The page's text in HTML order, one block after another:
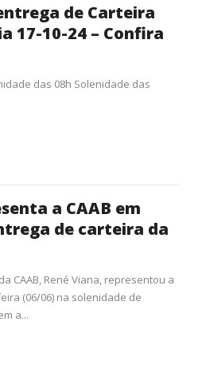
de Carteira
17-10-24 – Confira
das 08h Solenidade das
a CAAB em
de carteira da
CAAB, René Viana, representou a
(06/06) na solenidade de
a...